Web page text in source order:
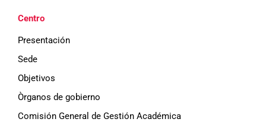
Centro
Presentación
Sede
Objetivos
Òrganos de gobierno
Comisión General de Gestión Académica